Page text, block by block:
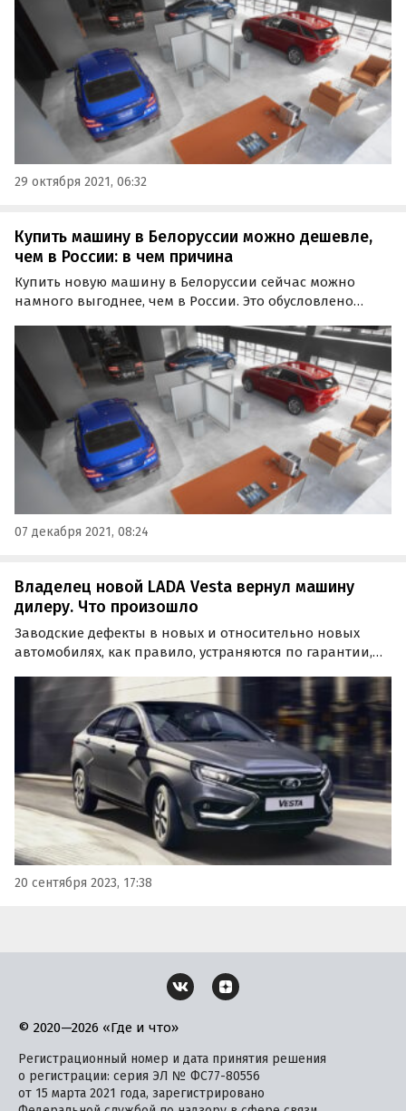
медиахолдинга Rambler&Co, опросив почти 10,5 тысяч
человек…
29 октября 2021, 06:32
Купить машину в Белоруссии можно дешевле,
чем в России: в чем причина
Купить новую машину в Белоруссии сейчас можно
намного выгоднее, чем в России. Это обусловлено
оборудования, которое российские дилеры предлагают
в качестве обязательного условия покупки в 39%…
07 декабря 2021, 08:24
Владелец новой LADA Vesta вернул машину
дилеру. Что произошло
Заводские дефекты в новых и относительно новых
автомобилях, как правило, устраняются по гарантии,
критичны, что машину приходится сдавать обратно
20 сентября 2023, 17:38
© 2020—2026 «Где и что»
Регистрационный номер и дата принятия решения
о регистрации: серия ЭЛ № ФС77-80556
от 15 марта 2021 года, зарегистрировано